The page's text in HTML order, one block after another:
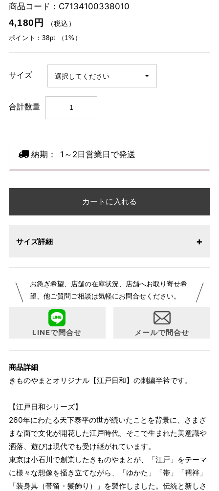
商品コード： C7134100338010
4,180円
（税込）
ポイント：38pt （1%）
サイズ
合計数量
納期： 1～2日営業日で発送
カートに入れる
サイズ詳細
お急ぎ希望、店舗の在庫状況、店舗へお取り寄せ希
望、他ご質問ご相談は気軽にお問合せください。
LINEで問合せ メールで問合せ
商品詳細
きものやまとオリジナル【江戸日和】の刺繍半衿です。
【江戸日和シリーズ】
260年にわたる天下泰平の世が続いたことを背景に、さまざ
まな面で文化が開花した江戸時代。そこで生まれた美意識や
洒落、遊びは現代でも受け継がれています。
東京は小石川で創業したきものやまとが、「江戸」をテーマ
に様々な想像を掻き立てながら、「ゆかた」「帯」「襦袢」
「装身具（帯留・髪飾り）」を製作しました。伝統と新しさ